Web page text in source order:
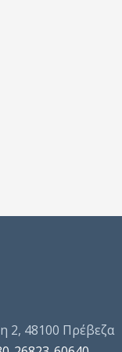
2, 48100 Πρέβεζα